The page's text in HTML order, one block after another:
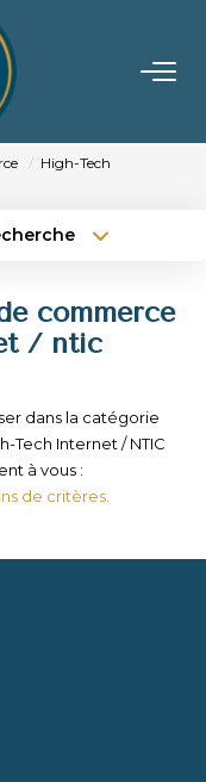
High-Tech
min
commerce
/ ntic
dans la catégorie
Tech Internet / NTIC
à vous :
de critères.